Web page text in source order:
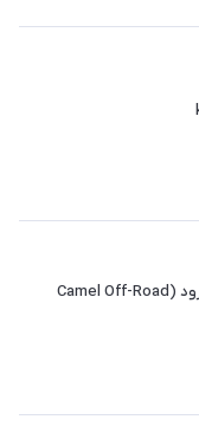
موتور بند حرفه‌ای کمل آفرود (Camel Off-Road